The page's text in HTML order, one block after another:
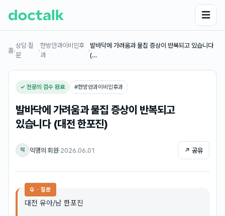
☰
홈›
상담·질
문
›
한방안과이비인후
과
›
발바닥에 가려움과 물집 증상이 반복되고 있습니다
(…
✓ 전문의 검수 완료 #한방안과이비인후과
발바닥에 가려움과 물집 증상이 반복되고
있습니다 (대전 한포진)
익 익명의 회원·2026.06.01 ↗ 공유
Q · 질문
대전 유아/남 한포진